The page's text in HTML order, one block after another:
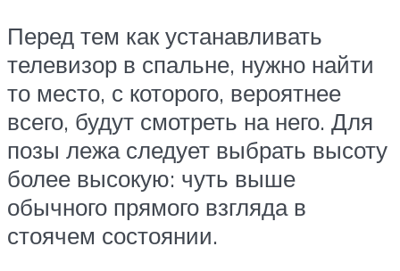
Перед тем как устанавливать
телевизор в спальне, нужно найти
то место, с которого, вероятнее
всего, будут смотреть на него. Для
позы лежа следует выбрать высоту
более высокую: чуть выше
обычного прямого взгляда в
стоячем состоянии.